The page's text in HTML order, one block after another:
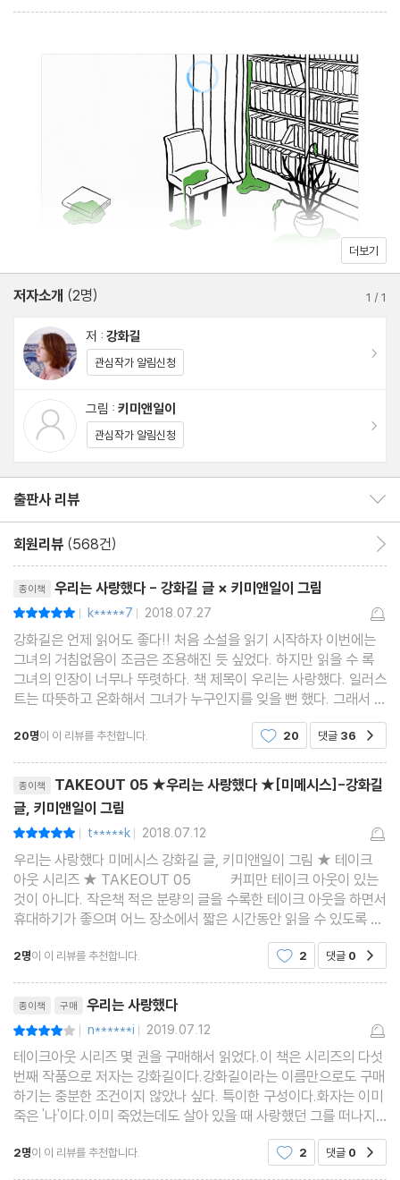
더보기
저자소개 (2명) 1 /1
저 : 강화길
관심작가 알림신청
그림 : 키미앤일이
관심작가 알림신청
출판사 리뷰
회원리뷰 (568건)
종이책 우리는 사랑했다 - 강화길 글 × 키미앤일이 그림
| k*****7 | 2018.07.27
강화길은 언제 읽어도 좋다!! 처음 소설을 읽기 시작하자 이번에는
그녀의 거침없음이 조금은 조용해진 듯 싶었다. 하지만 읽을 수 록
그녀의 인장이 너무나 뚜렷하다. 책 제목이 우리는 사랑했다. 일러스
트는 따뜻하고 온화해서 그녀가 누구인지를 잊을 뻔 했다. 그래서 연
인을 잊지 못해 계속 그 집에 머물러버리는 영화 "고스트" 같은 스토
리구나 아!! "강화길도 이런 이야기를 하는
20명이 이 리뷰를 추천합니다. 20 댓글 36
종이책
TAKEOUT 05 ★우리는 사랑했다 ★[미메시스]-강화길
글, 키미앤일이 그림
| t*****k | 2018.07.12
우리는 사랑했다 미메시스 강화길 글, 키미앤일이 그림 ★ 테이크
아웃 시리즈 ★ TAKEOUT 05 커피만 테이크 아웃이 있는
것이 아니다. 작은책 적은 분량의 글을 수록한 테이크 아웃을 하면서
휴대하기가 좋으며 어느 장소에서 짧은 시간동안 읽을 수 있도록 구
성된 단편소설로 이루어진 책이다. 인간이 죽은 후에 과연 감정이라
는 것이 있을까? 하는 질문에
2명이 이 리뷰를 추천합니다. 2 댓글 0
종이책 구매 우리는 사랑했다
| n******i | 2019.07.12
테이크아웃 시리즈 몇 권을 구매해서 읽었다.이 책은 시리즈의 다섯
번째 작품으로 저자는 강화길이다.강화길이라는 이름만으로도 구매
하기는 충분한 조건이지 않았나 싶다. 특이한 구성이다.화자는 이미
죽은 '나'이다.이미 죽었는데도 살아 있을 때 사랑했던 그를 떠나지
못하고 머문다.이미 3년 전에 죽은 화자는 해마다 혼자인 그를 걱정
한다.그가 아직도 혼자일까...아니다. 이번에
2명이 이 리뷰를 추천합니다. 2 댓글 0